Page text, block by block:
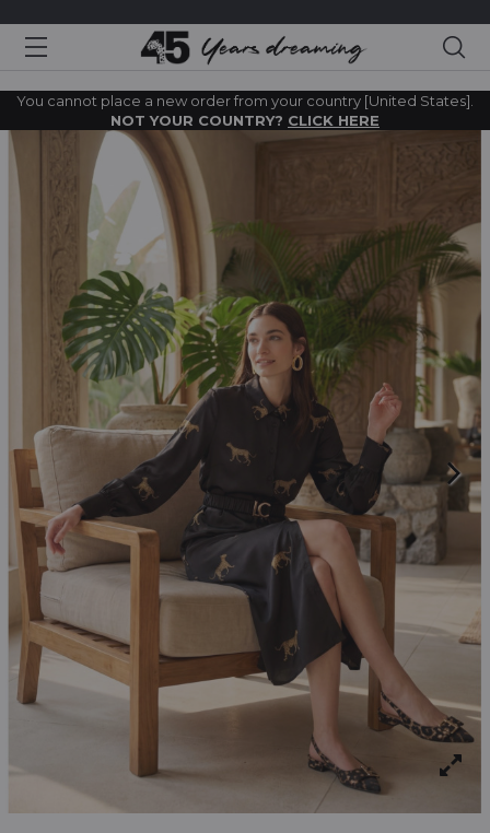
You cannot place a new order from your country [United States].
NOT YOUR COUNTRY? CLICK HERE